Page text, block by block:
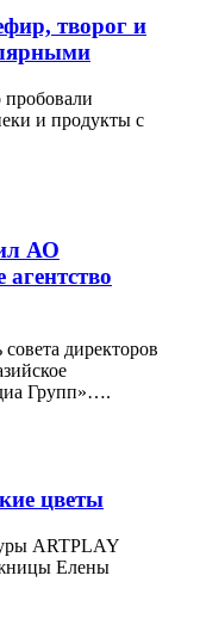
творог и
пробовали
и продукты с
АО
директоров
Групп»….
цветы
ARTPLAY
Елены